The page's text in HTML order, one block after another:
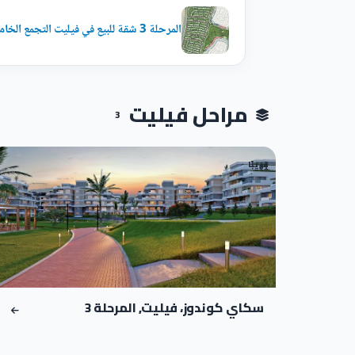
المرحلة 3 شقة للبيع في فيليت التجمع الخامس
مراحل فيليت 3
قريبًا
01
سكاي كوندوز، فيليت, المرحلة 3